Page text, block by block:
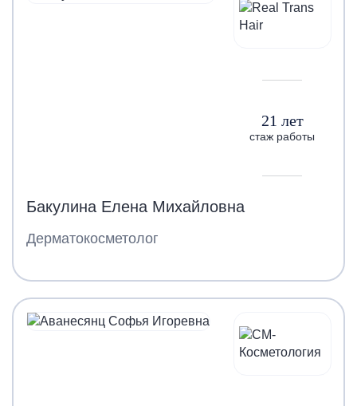
21 лет
стаж работы
Бакулина Елена Михайловна
Дерматокосметолог